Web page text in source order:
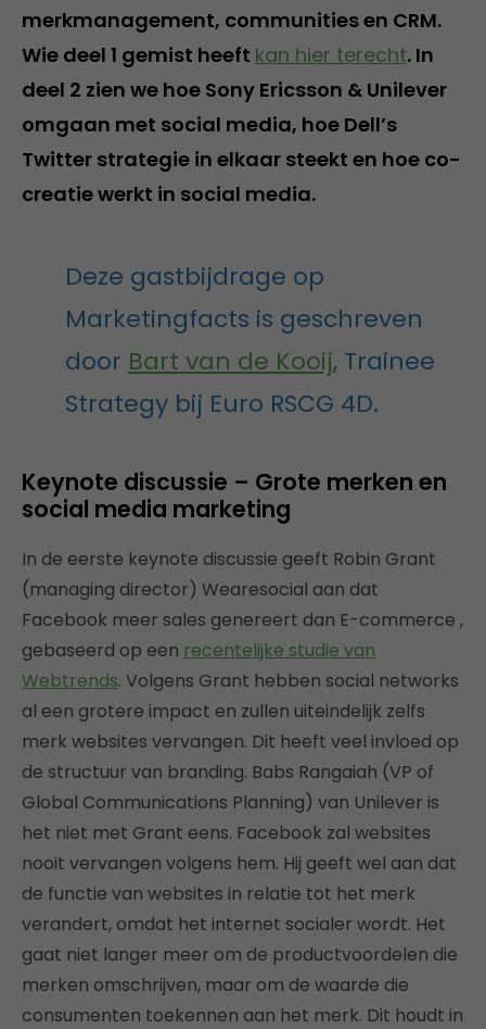
merkmanagement, communities en CRM.
Wie deel 1 gemist heeft kan hier terecht. In
deel 2 zien we hoe Sony Ericsson & Unilever
omgaan met social media, hoe Dell’s
Twitter strategie in elkaar steekt en hoe co-
creatie werkt in social media.
Deze gastbijdrage op
Marketingfacts is geschreven
door Bart van de Kooij, Trainee
Strategy bij Euro RSCG 4D.
Keynote discussie – Grote merken en
social media marketing
In de eerste keynote discussie geeft Robin Grant
(managing director) Wearesocial aan dat
Facebook meer sales genereert dan E-commerce ,
gebaseerd op een recentelijke studie van
Webtrends. Volgens Grant hebben social networks
al een grotere impact en zullen uiteindelijk zelfs
merk websites vervangen. Dit heeft veel invloed op
de structuur van branding. Babs Rangaiah (VP of
Global Communications Planning) van Unilever is
het niet met Grant eens. Facebook zal websites
nooit vervangen volgens hem. Hij geeft wel aan dat
de functie van websites in relatie tot het merk
verandert, omdat het internet socialer wordt. Het
gaat niet langer meer om de productvoordelen die
merken omschrijven, maar om de waarde die
consumenten toekennen aan het merk. Dit houdt in